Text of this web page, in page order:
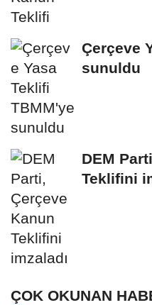
Çerçeve
sunuldu
DEM
Teklifini
ÇOK OKUNAN